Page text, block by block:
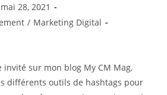
:
mai 28, 2021
/ Marketing Digital
invité sur mon blog My CM Mag,
différents outils de hashtags pour